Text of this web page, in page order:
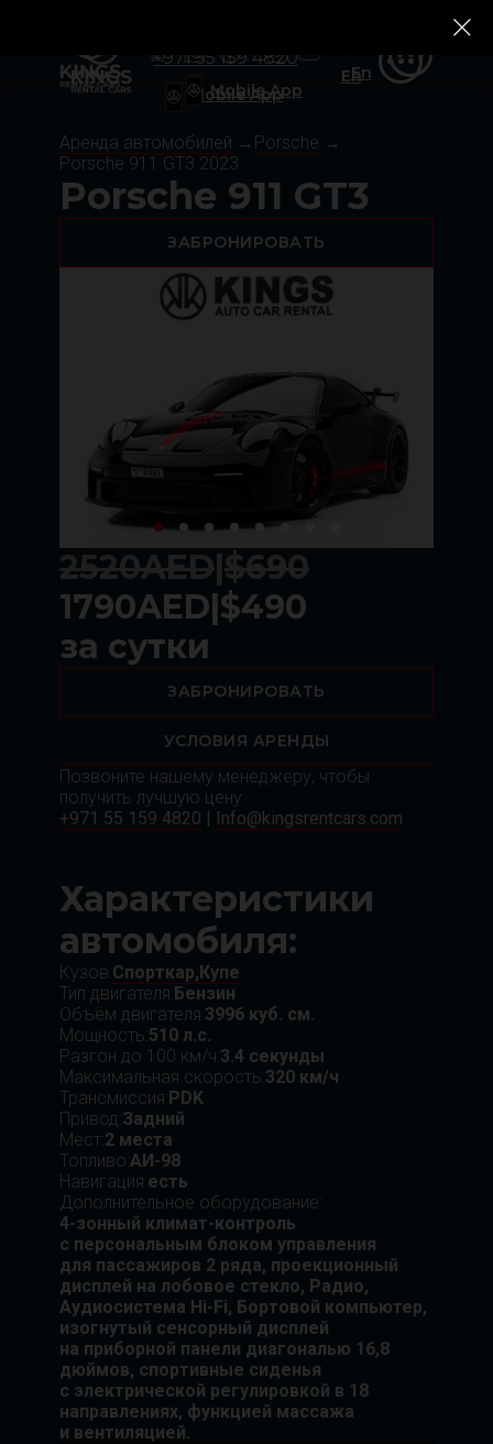
+971 55 159 4820
En
Mobile App
En
Mobile App
Аренда автомобилей → Porsche →
Porsche 911 GT3 2023
Porsche 911 GT3
ЗАБРОНИРОВАТЬ
2520AED|$690
1790AED|$490
за сутки
ЗАБРОНИРОВАТЬ
УСЛОВИЯ АРЕНДЫ
Позвоните нашему менеджеру, чтобы
получить лучшую цену
+971 55 159 4820 | Info@kingsrentcars.com
Характеристики
автомобиля:
Кузов:Спорткар,Купе
Тип двигателя:Бензин
Объём двигателя:3996 куб. см.
Мощность:510 л.с.
Разгон до 100 км/ч:3.4 секунды
Максимальная скорость:320 км/ч
Трансмиссия:PDK
Привод:Задний
Мест:2 места
Топливо:АИ-98
Навигация:есть
Дополнительное оборудование:
4-зонный климат-контроль
с персональным блоком управления
для пассажиров 2 ряда, проекционный
дисплей на лобовое стекло, Радио,
Аудиосистема Hi-Fi, Бортовой компьютер,
изогнутый сенсорный дисплей
на приборной панели диагональю 16,8
дюймов, спортивные сиденья
с электрической регулировкой в 18
направлениях, функцией массажа
и вентиляцией.